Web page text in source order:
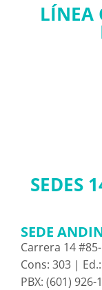
LÍNEA
SEDES
SEDE
Carrera 14
Cons: 303 |
PBX: (601) 926-